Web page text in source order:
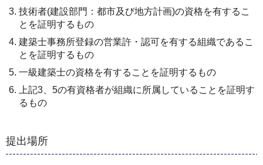
技術者(建設部門：都市及び地方計画)の資格を有するこ
とを証明するもの
建築士事務所登録の営業許・認可を有する組織であるこ
とを証明するもの
一級建築士の資格を有することを証明するもの
上記3、5の有資格者が組織に所属していることを証明す
るもの
提出場所